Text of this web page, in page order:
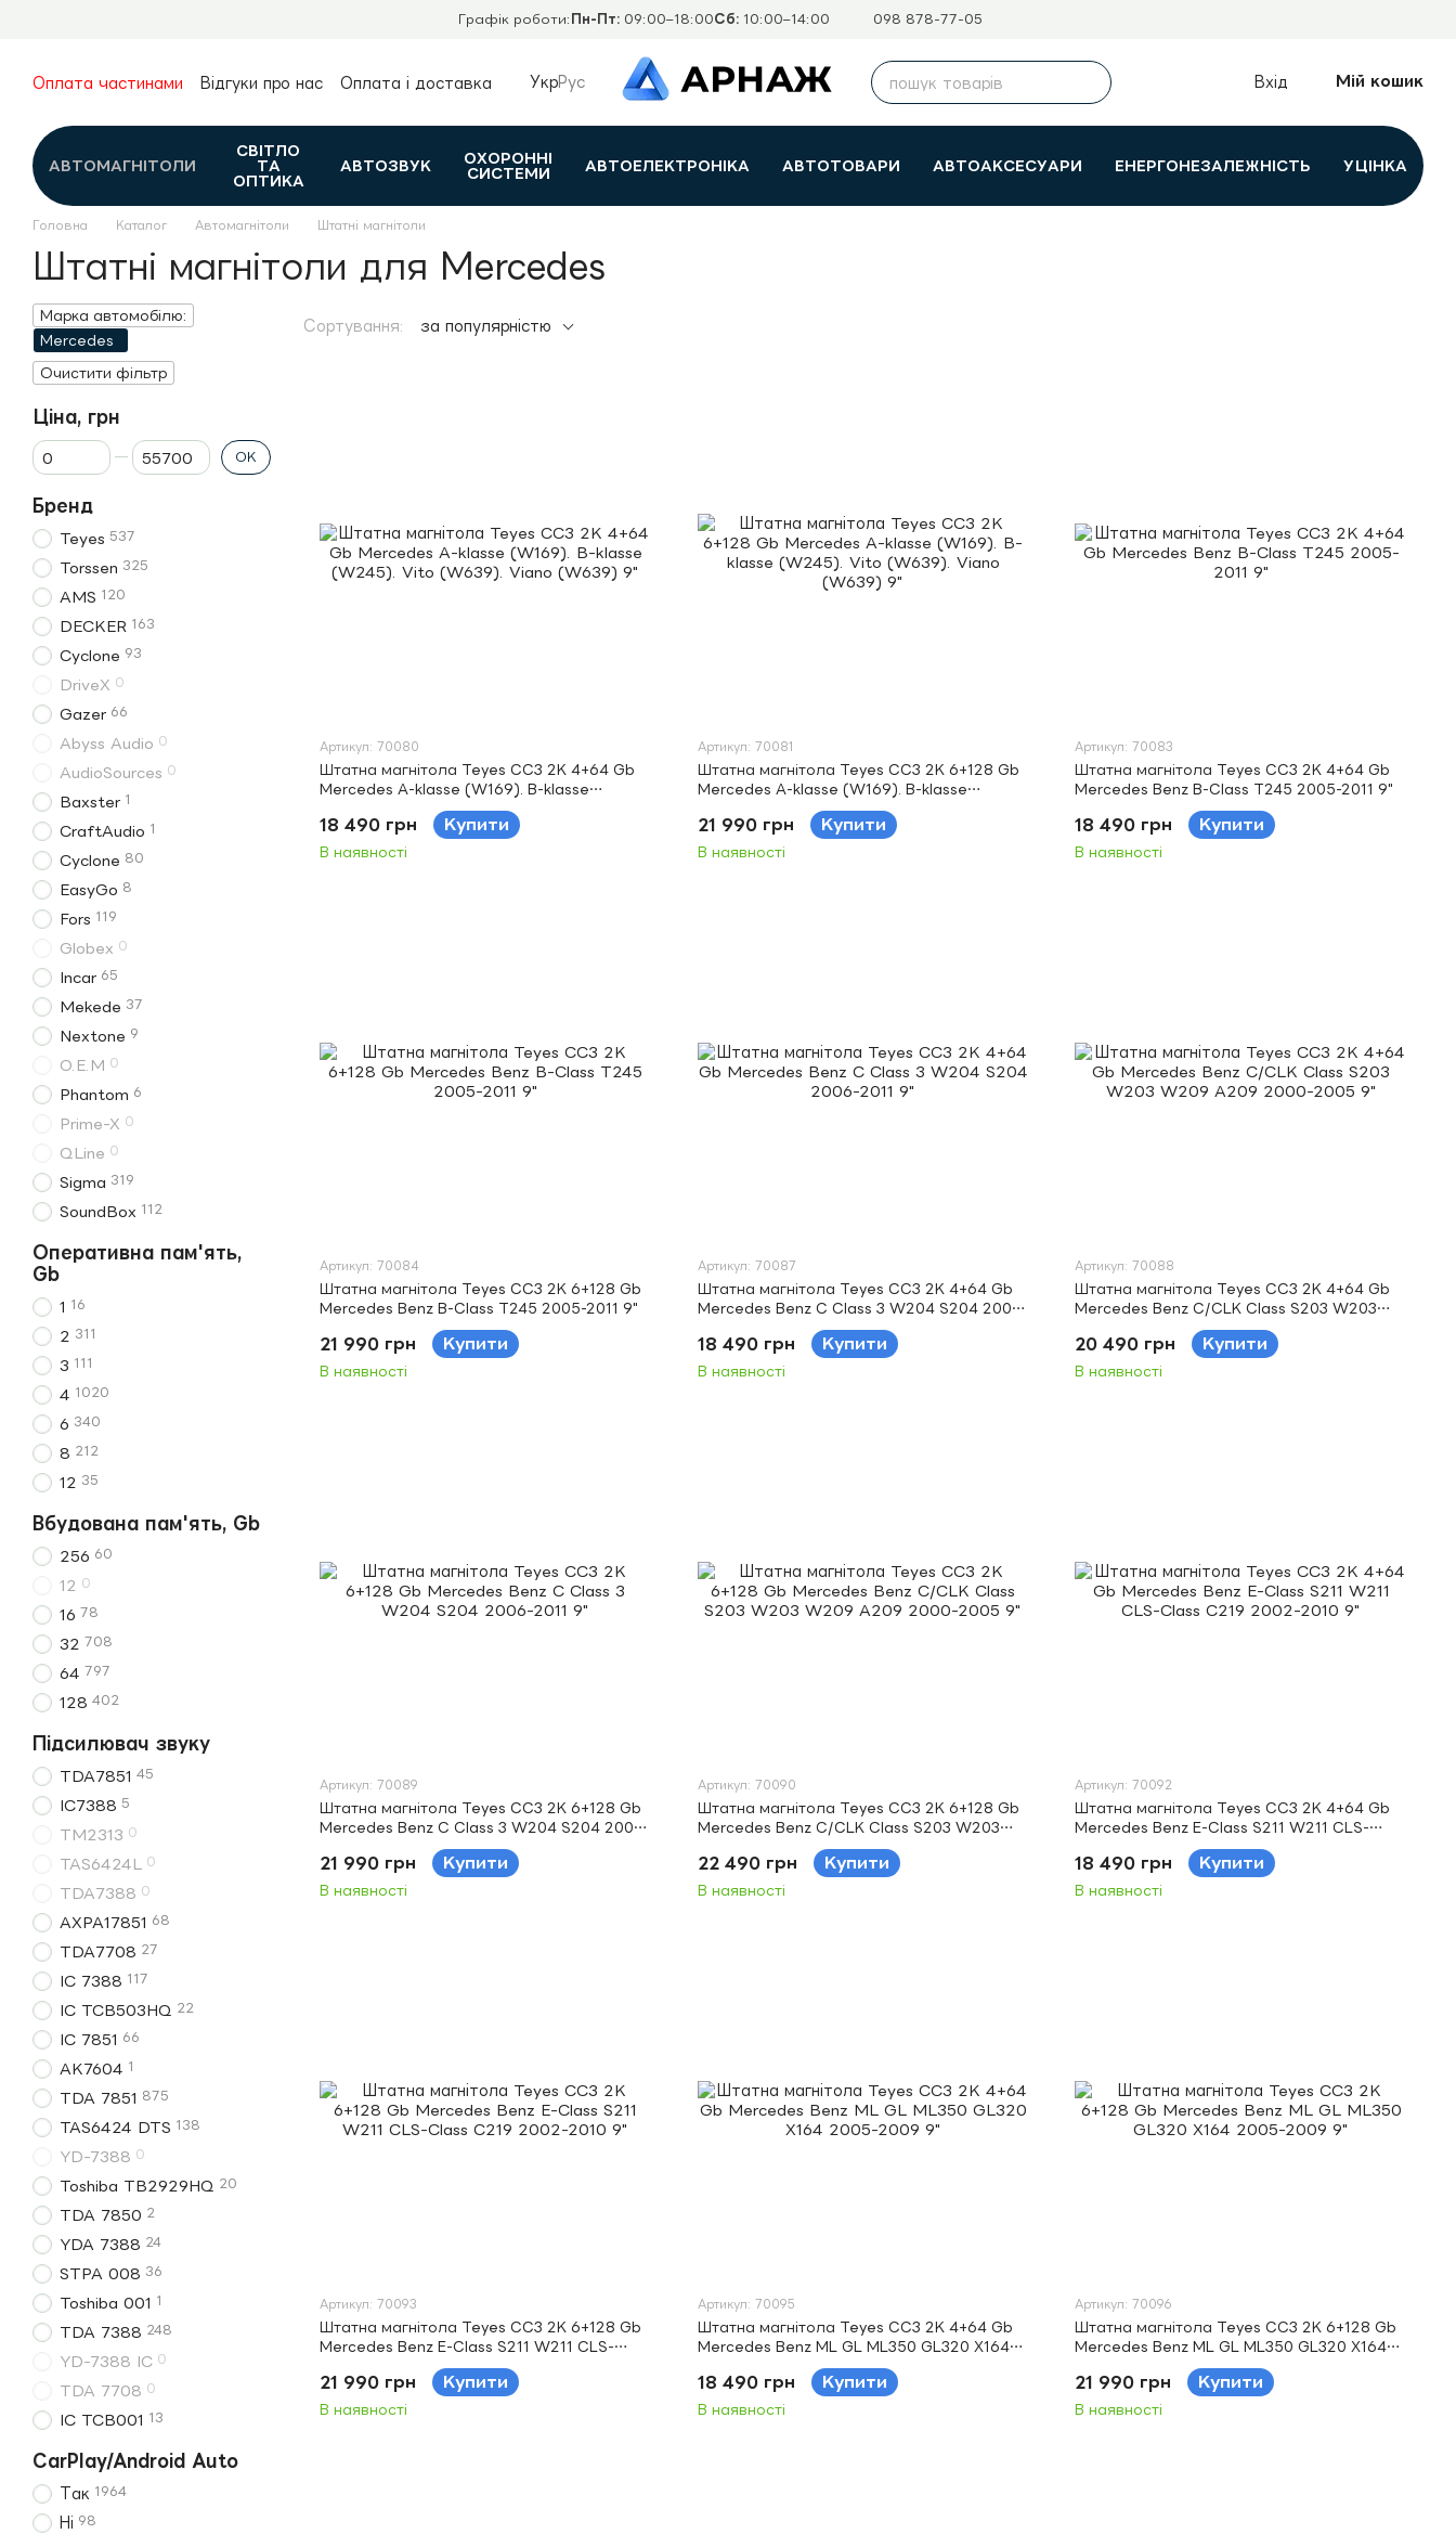
Графік роботи: Пн-Пт: 09:00–18:00Сб: 10:00–14:00 098 878-77-05
Оплата частинами Відгуки про нас
Оплата і доставка
Контакти
Каталог
УкрРус Вхід Мій кошик
АВТОМАГНІТОЛИ
СВІТЛО
ТА
ОПТИКА
АВТОЗВУК
ОХОРОННІ
СИСТЕМИ
АВТОЕЛЕКТРОНІКА АВТОТОВАРИ АВТОАКСЕСУАРИ ЕНЕРГОНЕЗАЛЕЖНІСТЬ УЦІНКА
Головна Каталог Автомагнітоли Штатні магнітоли
Штатні магнітоли для Mercedes
Сортування: за популярністю
Артикул: 70080
Штатна магнітола Teyes CC3 2K 4+64 Gb
Mercedes A-klasse (W169). B-klasse
(W245). Vito (W639). Viano (W639) 9"
18 490 грн Купити
В наявності
Артикул: 70081
Штатна магнітола Teyes CC3 2K 6+128 Gb
Mercedes A-klasse (W169). B-klasse
(W245). Vito (W639). Viano (W639) 9"
21 990 грн Купити
В наявності
Артикул: 70083
Штатна магнітола Teyes CC3 2K 4+64 Gb
Mercedes Benz B-Class T245 2005-2011 9"
18 490 грн Купити
В наявності
Артикул: 70084
Штатна магнітола Teyes CC3 2K 6+128 Gb
Mercedes Benz B-Class T245 2005-2011 9"
21 990 грн Купити
В наявності
Артикул: 70087
Штатна магнітола Teyes CC3 2K 4+64 Gb
Mercedes Benz C Class 3 W204 S204 2006-
18 490 грн Купити
В наявності
Артикул: 70088
Штатна магнітола Teyes CC3 2K 4+64 Gb
Mercedes Benz C/CLK Class S203 W203
W209 A209 2000-2005 9"
20 490 грн Купити
В наявності
Артикул: 70089
Штатна магнітола Teyes CC3 2K 6+128 Gb
Mercedes Benz C Class 3 W204 S204 2006-
21 990 грн Купити
В наявності
Артикул: 70090
Штатна магнітола Teyes CC3 2K 6+128 Gb
Mercedes Benz C/CLK Class S203 W203
W209 A209 2000-2005 9"
22 490 грн Купити
В наявності
Артикул: 70092
Штатна магнітола Teyes CC3 2K 4+64 Gb
Mercedes Benz E-Class S211 W211 CLS-
Class C219 2002-2010 9"
18 490 грн Купити
В наявності
Артикул: 70093
Штатна магнітола Teyes CC3 2K 6+128 Gb
Mercedes Benz E-Class S211 W211 CLS-
Class C219 2002-2010 9"
21 990 грн Купити
В наявності
Артикул: 70095
Штатна магнітола Teyes CC3 2K 4+64 Gb
Mercedes Benz ML GL ML350 GL320 X164
18 490 грн Купити
В наявності
Артикул: 70096
Штатна магнітола Teyes CC3 2K 6+128 Gb
Mercedes Benz ML GL ML350 GL320 X164
21 990 грн Купити
В наявності
Марка автомобілю:
Mercedes
Очистити фільтр
Ціна, грн
Від Ціна, грн
До Ціна, грн
ОК
Бренд
Teyes 537
Torssen 325
AMS 120
DECKER 163
Cyclone 93
DriveX 0
Gazer 66
Abyss Audio 0
AudioSources 0
Baxster 1
CraftAudio 1
Cyclone 80
EasyGo 8
Fors 119
Globex 0
Incar 65
Mekede 37
Nextone 9
O.E.M 0
Phantom 6
Prime-X 0
QLine 0
Sigma 319
SoundBox 112
Оперативна пам'ять,
Gb
1 16
2 311
3 111
4 1020
6 340
8 212
12 35
Вбудована пам'ять, Gb
256 60
12 0
16 78
32 708
64 797
128 402
Підсилювач звуку
TDA7851 45
IC7388 5
TM2313 0
TAS6424L 0
TDA7388 0
AXPA17851 68
TDA7708 27
IC 7388 117
IC TCB503HQ 22
IC 7851 66
AK7604 1
TDA 7851 875
TAS6424 DTS 138
YD-7388 0
Toshiba TB2929HQ 20
TDA 7850 2
YDA 7388 24
STPA 008 36
Toshiba 001 1
TDA 7388 248
YD-7388 IC 0
TDA 7708 0
IC TCB001 13
CarPlay/Android Auto
Так 1964
Ні 98